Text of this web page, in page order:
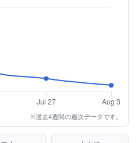
※過去4週間の週次データです。